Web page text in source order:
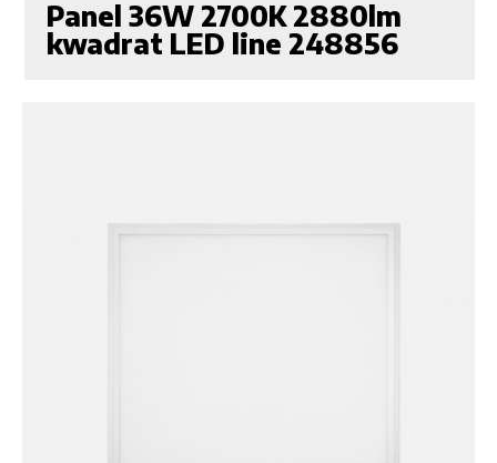
Panel 36W 2700K 2880lm
kwadrat LED line 248856